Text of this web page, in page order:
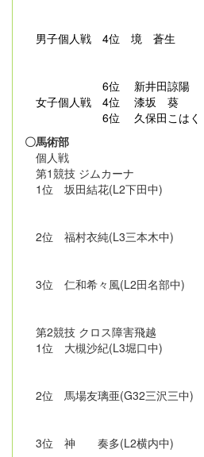
男子個人戦 4位 境 蒼生
6位 新井田諒陽
女子個人戦 4位 漆坂 葵
6位 久保田こはく
〇馬術部
個人戦
第1競技 ジムカーナ
1位 坂田結花(L2下田中)
2位 福村衣純(L3三本木中)
3位 仁和希々風(L2田名部中)
第2競技 クロス障害飛越
1位 大槻沙紀(L3堀口中)
2位 馬場友璃亜(G32三沢三中)
3位 神 奏多(L2横内中)